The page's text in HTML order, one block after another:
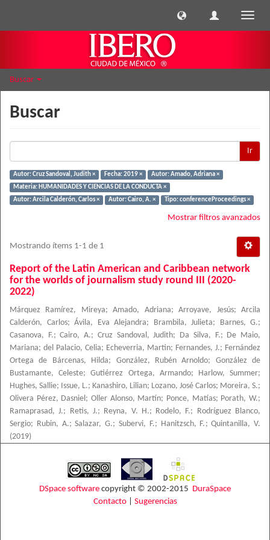
Buscar
Buscar
Ir
Autor: Cruz Sandoval, Judith × Fecha: 2019 ×
Autor: Amado, Adriana ×
Materia: HUMANIDADES Y CIENCIAS DE LA CONDUCTA ×
Autor: Arcila Calderón, Carlos ×
Autor: Cairo, A. × Tipo: conferenceProceedings ×
Mostrar filtros avanzados
Mostrando ítems 1-1 de 1
Report of the Latin American and Caribbean network
for the worlds of journalism study round III (2020-
2022)
Márquez Ramírez, Mireya;Amado, Adriana;Arroyave, Jesús;Arcila
Calderón, Carlos; Ávila, Eva Alejandra; Brambila, Julieta; Barnes, G.;
Casanova, F.;Cairo, A.; Cruz Sandoval, Judith; Da Silva, F.;
De Maio,
Mariana; del Palacio, Celia; Echeverria, Martin; Fernandes, J.; Fernández
Ortega de Bárcenas, Hilda; González, Rubén Arnoldo; González de
Bustamante, Celeste;Gutiérrez Ortega, Armando; Harlow, Summer;
Hughes, Sallie; Issue, L.; Kanashiro, Lilian; Lozano, José Carlos; Moreira, S.;
Olivera Pérez, Dasniel ;Oller Alonso, Martín; Ponce, Matías; Porath, W.;
Ramaprasad, J.; Retis, J.; Reyna, V. H.; Rodelo, F.;
Rodríguez Blanco,
Sergio; Rubin, A.;Salazar, G.;Subervi, F.; Hanitzsch, F. ;Quintanilla, V.
(2019)
DSpace software copyright © 2002-2015 DuraSpace
Contacto| Sugerencias